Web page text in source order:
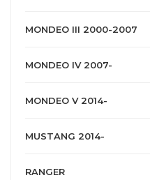
MONDEO III 2000-2007
MONDEO IV 2007-
MONDEO V 2014-
MUSTANG 2014-
RANGER